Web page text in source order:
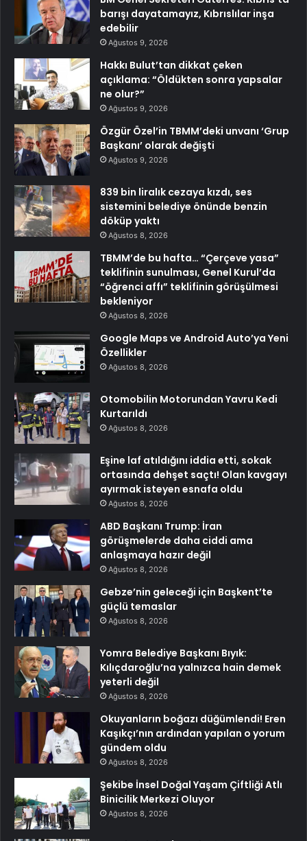
barışı dayatamayız, Kıbrıslılar inşa
edebilir
Ağustos 9, 2026
Hakkı Bulut’tan dikkat çeken
açıklama: “Öldükten sonra yapsalar
ne olur?”
Ağustos 9, 2026
Özgür Özel’in TBMM’deki unvanı ‘Grup
Başkanı’ olarak değişti
Ağustos 9, 2026
839 bin liralık cezaya kızdı, ses
sistemini belediye önünde benzin
döküp yaktı
Ağustos 8, 2026
TBMM’de bu hafta… “Çerçeve yasa”
teklifinin sunulması, Genel Kurul’da
“öğrenci affı” teklifinin görüşülmesi
bekleniyor
Ağustos 8, 2026
Google Maps ve Android Auto’ya Yeni
Özellikler
Ağustos 8, 2026
Otomobilin Motorundan Yavru Kedi
Kurtarıldı
Ağustos 8, 2026
Eşine laf atıldığını iddia etti, sokak
ortasında dehşet saçtı! Olan kavgayı
ayırmak isteyen esnafa oldu
Ağustos 8, 2026
ABD Başkanı Trump: İran
görüşmelerde daha ciddi ama
anlaşmaya hazır değil
Ağustos 8, 2026
Gebze’nin geleceği için Başkent’te
güçlü temaslar
Ağustos 8, 2026
Yomra Belediye Başkanı Bıyık:
Kılıçdaroğlu’na yalnızca hain demek
yeterli değil
Ağustos 8, 2026
Okuyanların boğazı düğümlendi! Eren
Kaşıkçı’nın ardından yapılan o yorum
gündem oldu
Ağustos 8, 2026
Şekibe İnsel Doğal Yaşam Çiftliği Atlı
Binicilik Merkezi Oluyor
Ağustos 8, 2026